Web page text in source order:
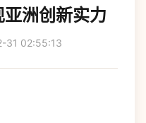
洲创新实力
31 02:55:13